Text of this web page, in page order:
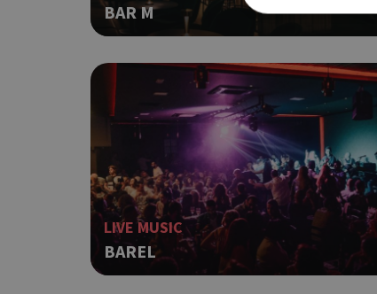
BAR M
LIVE MUSIC
BAREL
Τα απολύτως
ιστότοπος δεν
PHPSESSID